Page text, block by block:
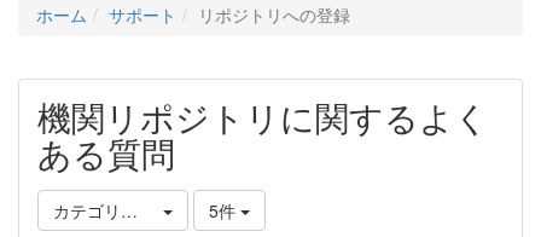
ホーム サポート リポジトリへの登録
機関リポジトリに関するよく
ある質問
カテゴリ選択 5件